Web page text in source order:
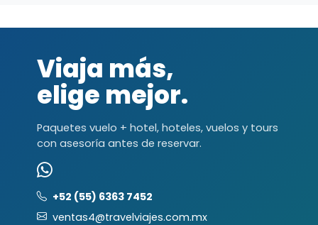
Viaja más,
elige mejor.
Paquetes vuelo + hotel, hoteles, vuelos y tours
con asesoría antes de reservar.
+52 (55) 6363 7452
ventas4@travelviajes.com.mx